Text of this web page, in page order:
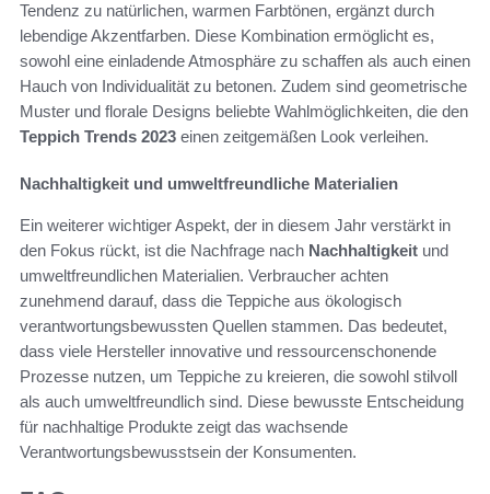
Tendenz zu natürlichen, warmen Farbtönen, ergänzt durch
lebendige Akzentfarben. Diese Kombination ermöglicht es,
sowohl eine einladende Atmosphäre zu schaffen als auch einen
Hauch von Individualität zu betonen. Zudem sind geometrische
Muster und florale Designs beliebte Wahlmöglichkeiten, die den
Teppich Trends 2023 einen zeitgemäßen Look verleihen.
Nachhaltigkeit und umweltfreundliche Materialien
Ein weiterer wichtiger Aspekt, der in diesem Jahr verstärkt in
den Fokus rückt, ist die Nachfrage nach Nachhaltigkeit und
umweltfreundlichen Materialien. Verbraucher achten
zunehmend darauf, dass die Teppiche aus ökologisch
verantwortungsbewussten Quellen stammen. Das bedeutet,
dass viele Hersteller innovative und ressourcenschonende
Prozesse nutzen, um Teppiche zu kreieren, die sowohl stilvoll
als auch umweltfreundlich sind. Diese bewusste Entscheidung
für nachhaltige Produkte zeigt das wachsende
Verantwortungsbewusstsein der Konsumenten.